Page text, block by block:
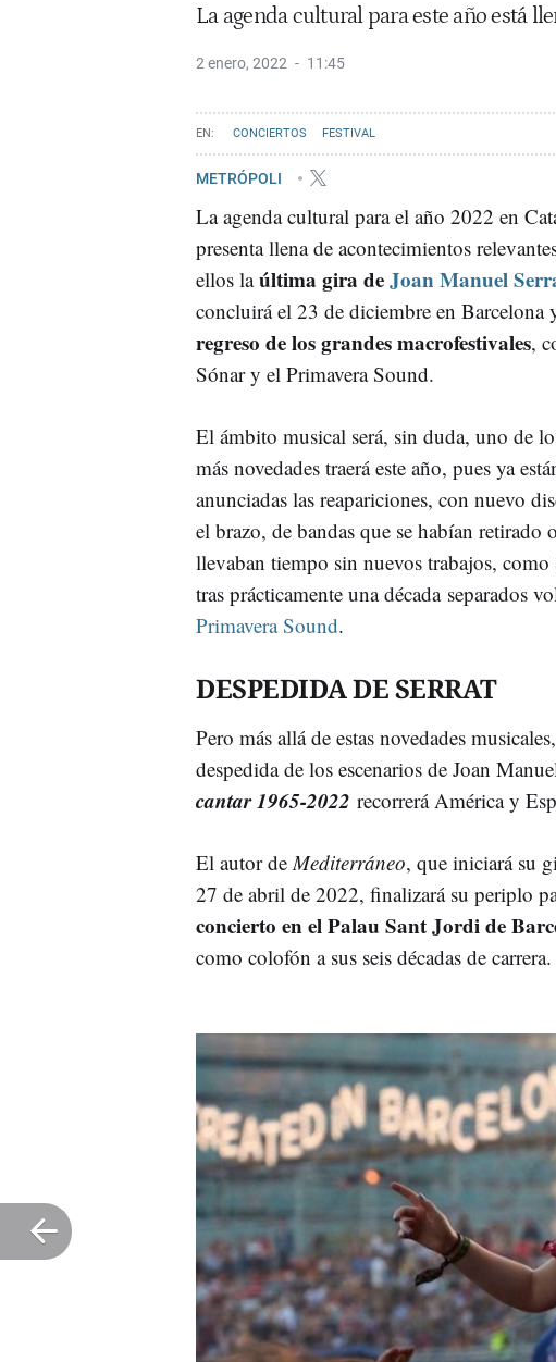
La agenda cultural para este año está
2 enero, 2022 11:45
CONCIERTOS FESTIVAL
METRÓPOLI
La agenda cultural para el año 2022 en
presenta llena de acontecimientos
ellos laúltima gira deJoan Manuel
concluirá el 23 de diciembre en Barcelona
regreso de los grandes macrofestivales,
Sónar y el Primavera Sound.
El ámbito musical será, sin duda, uno de
más novedades traerá este año, pues ya
anunciadas las reapariciones, con nuevo
el brazo, de bandas que se habían retirado o
llevaban tiempo sin nuevos trabajos,
tras prácticamente una década separados
Primavera Sound.
DESPEDIDA DE SERRAT
Pero más allá de estas novedades
despedida de los escenarios de Joan
cantar 1965-2022 recorrerá América y
El autor de Mediterráneo, que iniciará su
27 de abril de 2022, finalizará su periplo
concierto en el Palau Sant Jordi de
como colofón a sus seis décadas de carrera.